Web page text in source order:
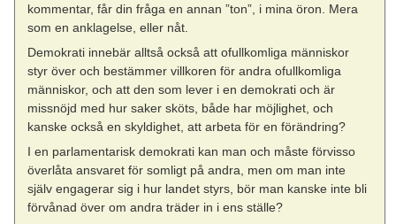
kommentar, får din fråga en annan ”ton”, i mina öron. Mera
som en anklagelse, eller nåt.
Demokrati innebär alltså också att ofullkomliga människor
styr över och bestämmer villkoren för andra ofullkomliga
människor, och att den som lever i en demokrati och är
missnöjd med hur saker sköts, både har möjlighet, och
kanske också en skyldighet, att arbeta för en förändring?
I en parlamentarisk demokrati kan man och måste förvisso
överlåta ansvaret för somligt på andra, men om man inte
själv engagerar sig i hur landet styrs, bör man kanske inte bli
förvånad över om andra träder in i ens ställe?